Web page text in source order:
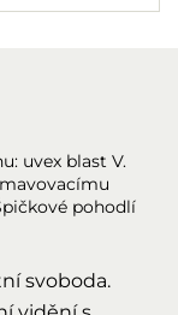
uvex blast V.
pohodlí
svoboda.